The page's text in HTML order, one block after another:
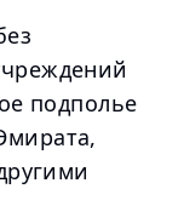
подполье